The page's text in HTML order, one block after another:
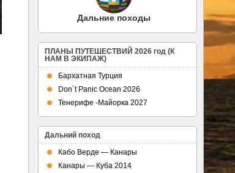
Дальние походы
ПЛАНЫ ПУТЕШЕСТВИЙ 2026 год (К
НАМ В ЭКИПАЖ)
Бархатная Турция
Don`t Panic Ocean 2026
Тенерифе -Майорка 2027
Дальний поход
Кабо Верде — Канары
Канары — Куба 2014